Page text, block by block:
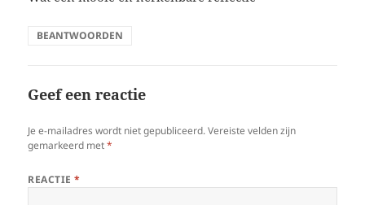
BEANTWOORDEN
Geef een reactie
Je e-mailadres wordt niet gepubliceerd. Vereiste velden zijn
gemarkeerd met*
REACTIE*